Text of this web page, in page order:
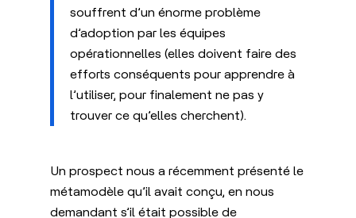
souffrent d’un énorme problème
d’adoption par les équipes
opérationnelles (elles doivent faire des
efforts conséquents pour apprendre à
l’utiliser, pour finalement ne pas y
trouver ce qu’elles cherchent).
Un prospect nous a récemment présenté le
métamodèle qu’il avait conçu, en nous
demandant s’il était possible de